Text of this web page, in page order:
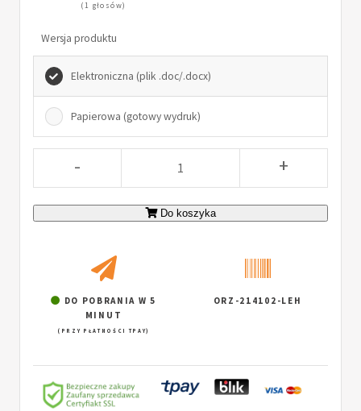
(1 głosów)
Wersja produktu
Elektroniczna (plik .doc/.docx)
Papierowa (gotowy wydruk)
- +
Do koszyka
DO POBRANIA W 5
MINUT
(PRZY PŁATNOŚCI TPAY)
ORZ-214102-LEH